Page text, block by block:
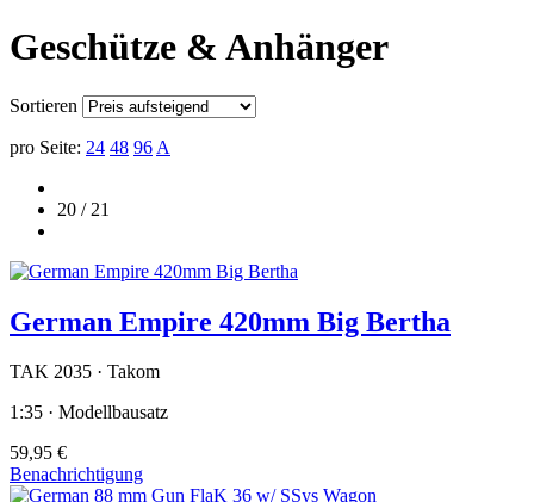
Geschütze & Anhänger
Sortieren
pro Seite: 24 48 96 A
20 / 21
German Empire 420mm Big Bertha
TAK 2035 · Takom
1:35 · Modellbausatz
59,95 €
Benachrichtigung